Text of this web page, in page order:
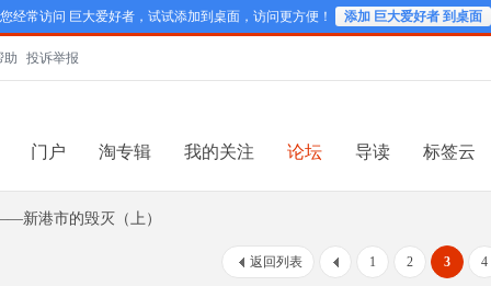
您经常访问 巨大爱好者，试试添加到桌面，访问更方便！ 添加 巨大爱好者 到桌面
助 投诉举报
门户 淘专辑 我的关注 论坛 导读 标签云
新港市的毁灭（上）
1 2 3 4
返回列表